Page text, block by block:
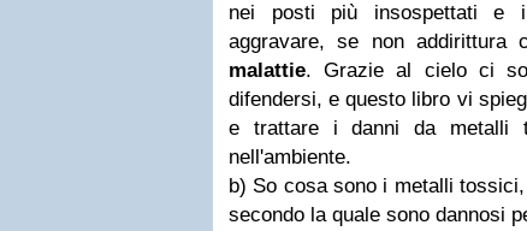
nei posti più insospettati e
aggravare, se non addirittura
malattie. Grazie al cielo ci
difendersi, e questo libro vi
e trattare i danni da metalli
nell'ambiente.
b) So cosa sono i metalli
secondo la quale sono dannosi